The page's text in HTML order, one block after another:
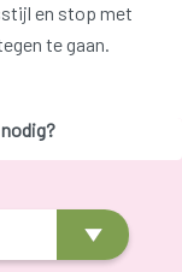
en stop met
te gaan.